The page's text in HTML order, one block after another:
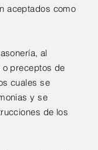
aceptados como
al
preceptos de
cuales se
y se
de los